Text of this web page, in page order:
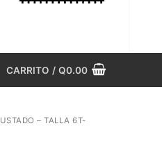
CARRITO / Q0.00
– TALLA 6T-